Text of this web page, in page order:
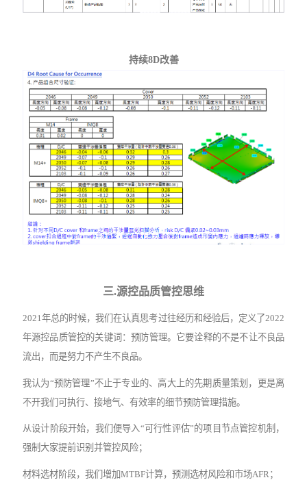
持续8D改善
三.源控品质管控思维
2021年总的时候，我们在认真思考过往经历和经验后，定义了2022
年源控品质管控的关键词：预防管理。它要诠释的不是不让不良品
流出，而是努力不产生不良品。
我认为“预防管理”不止于专业的、高大上的先期质量策划，更是离
不开我们可执行、接地气、有效率的细节预防管理措施。
从设计阶段开始，我们便导入“可行性评估”的项目节点管控机制，
强制大家提前识别并管控风险；
材料选材阶段，我们增加MTBF计算，预测选材风险和市场AFR；